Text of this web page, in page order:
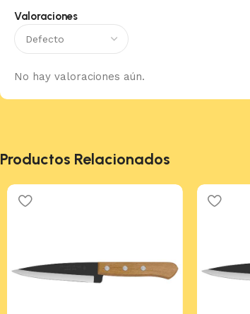
Valoraciones
No hay valoraciones aún.
Productos Relacionados